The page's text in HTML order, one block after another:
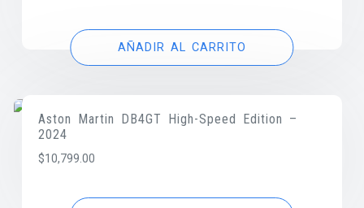
AÑADIR AL CARRITO
Aston Martin DB4GT High-Speed Edition –
2024
$10,799.00